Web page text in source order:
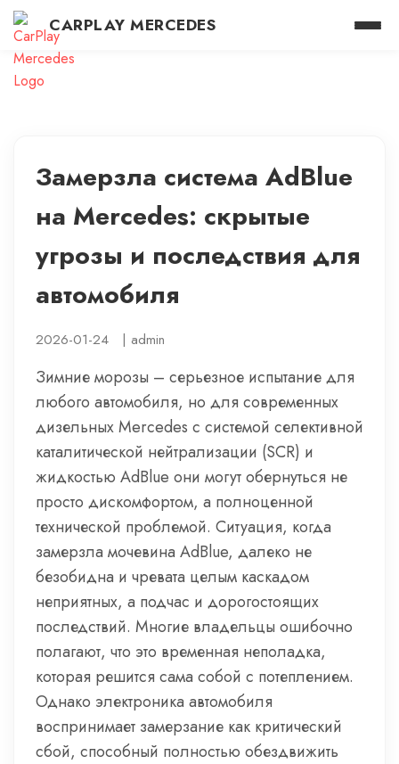
CARPLAY MERCEDES
Замерзла система AdBlue
на Mercedes: скрытые
угрозы и последствия для
автомобиля
2026-01-24 | admin
Зимние морозы – серьезное испытание для
любого автомобиля, но для современных
дизельных Mercedes с системой селективной
каталитической нейтрализации (SCR) и
жидкостью AdBlue они могут обернуться не
просто дискомфортом, а полноценной
технической проблемой. Ситуация, когда
замерзла мочевина AdBlue, далеко не
безобидна и чревата целым каскадом
неприятных, а подчас и дорогостоящих
последствий. Многие владельцы ошибочно
полагают, что это временная неполадка,
которая решится сама собой с потеплением.
Однако электроника автомобиля
воспринимает замерзание как критический
сбой, способный полностью обездвижить